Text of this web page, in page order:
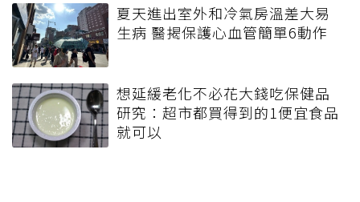
夏天進出室外和冷氣房溫差大易
生病 醫揭保護心血管簡單6動作
想延緩老化不必花大錢吃保健品
研究：超市都買得到的1便宜食品
就可以